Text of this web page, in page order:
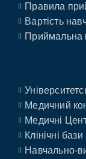
Правила
Вартість
Приймальна
Медичний
Медичні
Клінічні бази
Навчально-